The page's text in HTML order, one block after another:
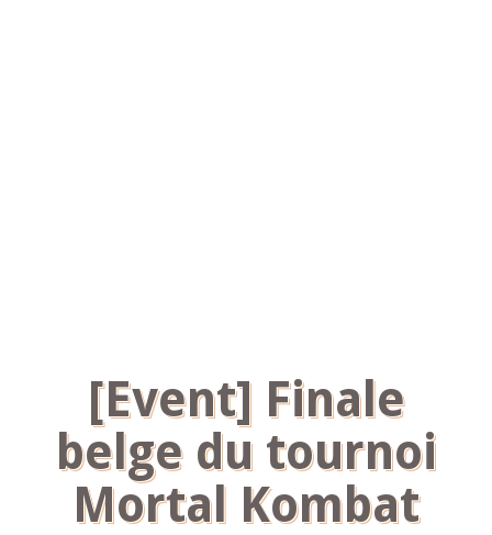
[Event] Finale
belge du tournoi
Mortal Kombat